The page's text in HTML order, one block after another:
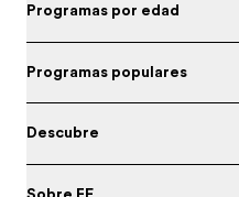
Programas por edad
Programas populares
Descubre
Sobre EF